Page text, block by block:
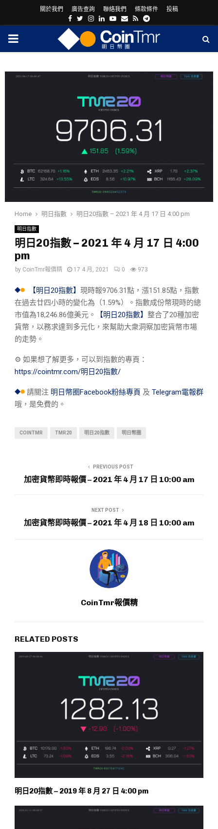
關於我們 廣告查詢 聯絡我們 條款條件 投稿
Facebook
Twitter
Instagram
LinkedinYoutube
Email
RssTelegram
PRIMARY
Home 明日指數 明日20指數 – 2021 年 4 月 17 日 4:00 pm
明日指數
明日20指數 – 2021 年 4 月 17 日 4:00
pm
by CoinTmr報價精 17 4 月, 2021 0 973
【明日20指數】 現時報9706.31點，漲151.85點，指數
在過去廿四小時的變化為（1.59%）。指數成份幣現時的總
市值為18,246.86億美元。
【明日20指數】 整合了20種加密
貨幣，以務求達到多元化，來幫助大衆洞察加密貨幣市場
的走勢。
⚙︎ 如果想了解更多，可以到指數的專頁：
https://cointmr.com/明日20指數/
請關注 明日幣圈Facebook粉絲專頁 及 Telegram電報群
哦，是免費的。
COINTMR TMR20 明日20指數 明日幣圈
PREVIOUS POST
加密貨幣即時報價 – 2021 年 4 月 17 日 10:00 am
NEXT POST
加密貨幣即時報價 – 2021 年 4 月 18 日 10:00 am
CoinTmr報價精
RELATED POSTS
明日20指數 – 2019 年 8 月 27 日 4:00 pm